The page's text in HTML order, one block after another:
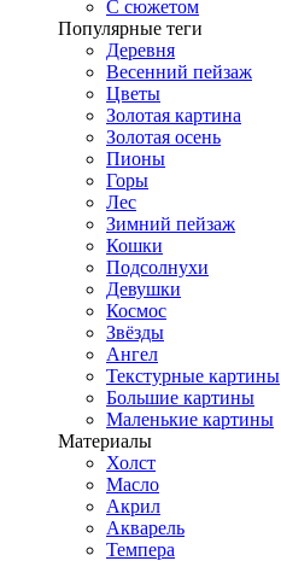
С сюжетом
Популярные теги
Деревня
Весенний пейзаж
Цветы
Золотая картина
Золотая осень
Пионы
Горы
Лес
Зимний пейзаж
Кошки
Подсолнухи
Девушки
Космос
Звёзды
Ангел
Текстурные картины
Большие картины
Маленькие картины
Материалы
Холст
Масло
Акрил
Акварель
Темпера